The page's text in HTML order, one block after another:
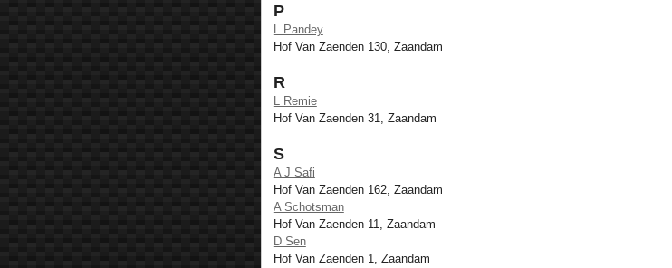
P
L Pandey
Hof Van Zaenden 130, Zaandam
R
L Remie
Hof Van Zaenden 31, Zaandam
S
A J Safi
Hof Van Zaenden 162, Zaandam
A Schotsman
Hof Van Zaenden 11, Zaandam
D Sen
Hof Van Zaenden 1, Zaandam